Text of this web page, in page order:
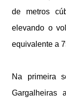
de metros
elevando o
equivalente a
Na primeira
Gargalheiras